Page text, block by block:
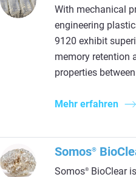
With mechanical
engineering
9120 exhibit
memory retention
properties
Mehr erfahren
Somos®
Somos® BioClear